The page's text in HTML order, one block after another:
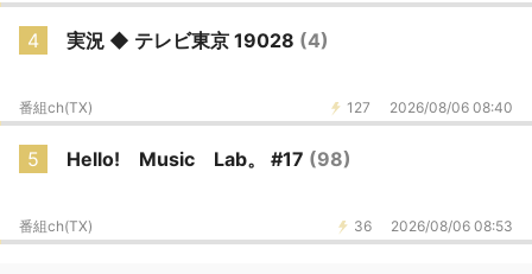
4 実況 ◆ テレビ東京 19028 (4)
127 2026/08/06 08:40
番組ch(TX)
5 Hello! Music Lab。 #17 (98)
36 2026/08/06 08:53
番組ch(TX)